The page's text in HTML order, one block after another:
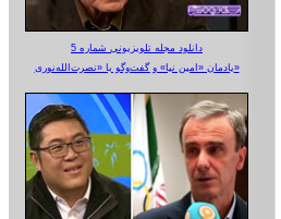
دانلود مجله تلویزیونی شماره 5
یادمان «امین نیا» و گفت‌وگو با «نصرت‌الله‌نوری»